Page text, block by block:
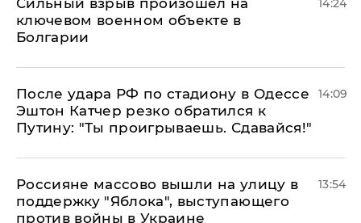
ключевом военном объекте в
Болгарии
14:24
После удара РФ по стадиону в Одессе
Эштон Катчер резко обратился к
Путину: "Ты проигрываешь. Сдавайся!"
14:09
Россияне массово вышли на улицу в
поддержку "Яблока", выступающего
против войны в Украине
13:54